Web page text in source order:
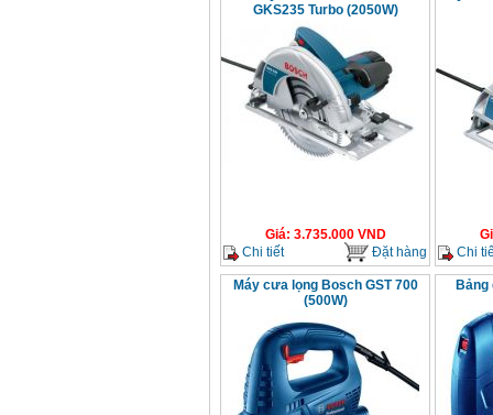
GKS235 Turbo (2050W)
Giá: 3.735.000VND
Chi tiết
Đặt hàng
Chi
Máy cưa lọng Bosch GST 700
(500W)